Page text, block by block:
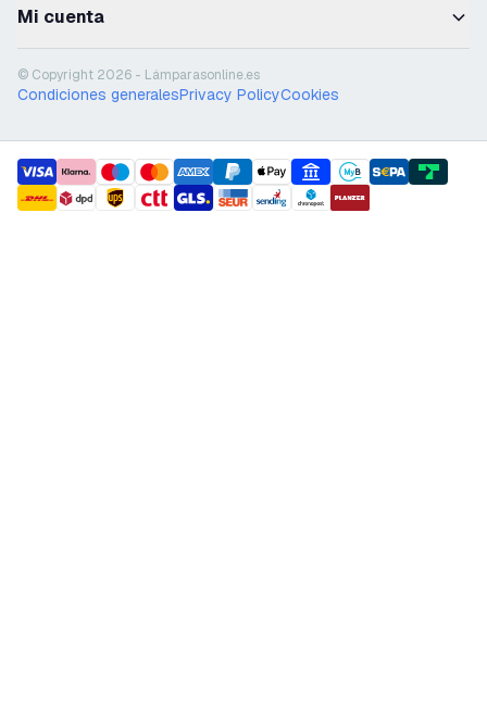
Mi cuenta
© Copyright 2026 - Lámparasonline.es
Condiciones generalesPrivacy PolicyCookies
payment methods
shipment methods